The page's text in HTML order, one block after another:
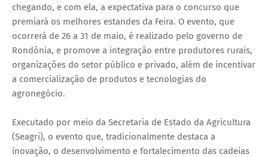
chegando, e com ela, a expectativa para o concurso que
premiará os melhores estandes da Feira. O evento, que
ocorrerá de 26 a 31 de maio, é realizado pelo governo de
Rondônia, e promove a integração entre produtores rurais,
organizações do setor público e privado, além de incentivar
a comercialização de produtos e tecnologias do
agronegócio.
Executado por meio da Secretaria de Estado da Agricultura
(Seagri), o evento que, tradicionalmente destaca a
inovação, o desenvolvimento e fortalecimento das cadeias